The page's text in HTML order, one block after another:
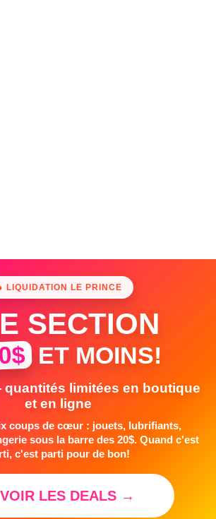
LIQUIDATION LE PRINCE
SECTION
ET MOINS!
limitées en boutique
et en ligne
coups de cœur : jouets, lubrifiants,
sous la barre des 20$. Quand c'est
c'est parti pour de bon!
LES DEALS →